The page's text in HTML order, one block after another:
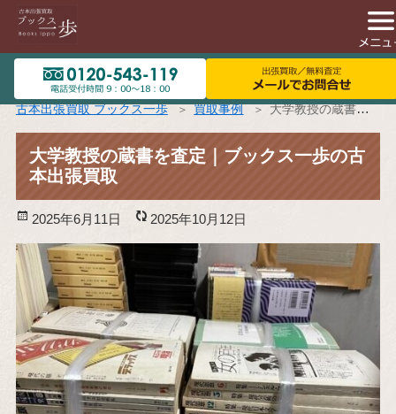
古本出張買取 ブックス一歩 買取事例 大学教授の蔵書を査定｜ブックス一歩の古本出張買取
大学教授の蔵書を査定｜ブックス一歩の古
本出張買取
投
稿
日:
2025年6月11日
更
新
2025年10月12日